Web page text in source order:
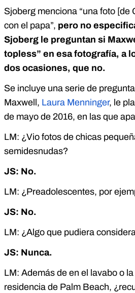
Sjoberg menciona “una foto [de
con el papa”, pero no
Sjoberg le preguntan si
topless” en esa fotografía, a
dos ocasiones, que no.
Se incluye una serie de
Maxwell, Laura Menninger, le
de mayo de 2016, en las que
LM: ¿Vio fotos de chicas
semidesnudas?
JS: No.
LM: ¿Preadolescentes, por
JS: No.
LM: ¿Algo que pudiera
JS: Nunca.
LM: Además de en el lavabo o
residencia de Palm Beach,